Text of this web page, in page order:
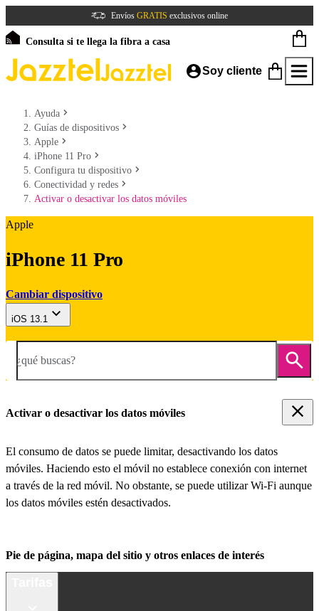
Envíos GRATIS exclusivos online
Consulta si te llega la fibra a casa
Soy cliente
Ayuda
Guías de dispositivos
Apple
iPhone 11 Pro
Configura tu dispositivo
Conectividad y redes
Activar o desactivar los datos móviles
Apple
iPhone 11 Pro
Cambiar dispositivo
iOS 13.1
¿qué buscas?
Activar o desactivar los datos móviles
El consumo de datos se puede limitar, desactivando los datos
móviles. Haciendo esto el móvil no establece conexión con internet
a través de la red móvil. No obstante, se puede utilizar Wi-Fi aunque
los datos móviles estén desactivados.
Pie de página, mapa del sitio y otros enlaces de interés